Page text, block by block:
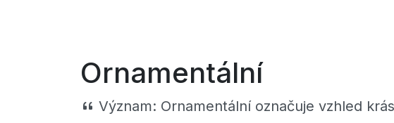
Ornamentální
Význam: Ornamentální označuje vzhled